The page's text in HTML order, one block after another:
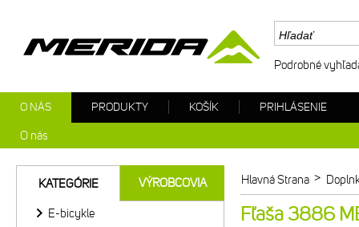
Hlavná Strana >
Fľaša 3886
KATEGÓRIE VÝROBCOVIA
E-bicykle
Podrobné
O NÁS
O nás
PRODUKTY KOŠÍK PRIHLÁSENIE